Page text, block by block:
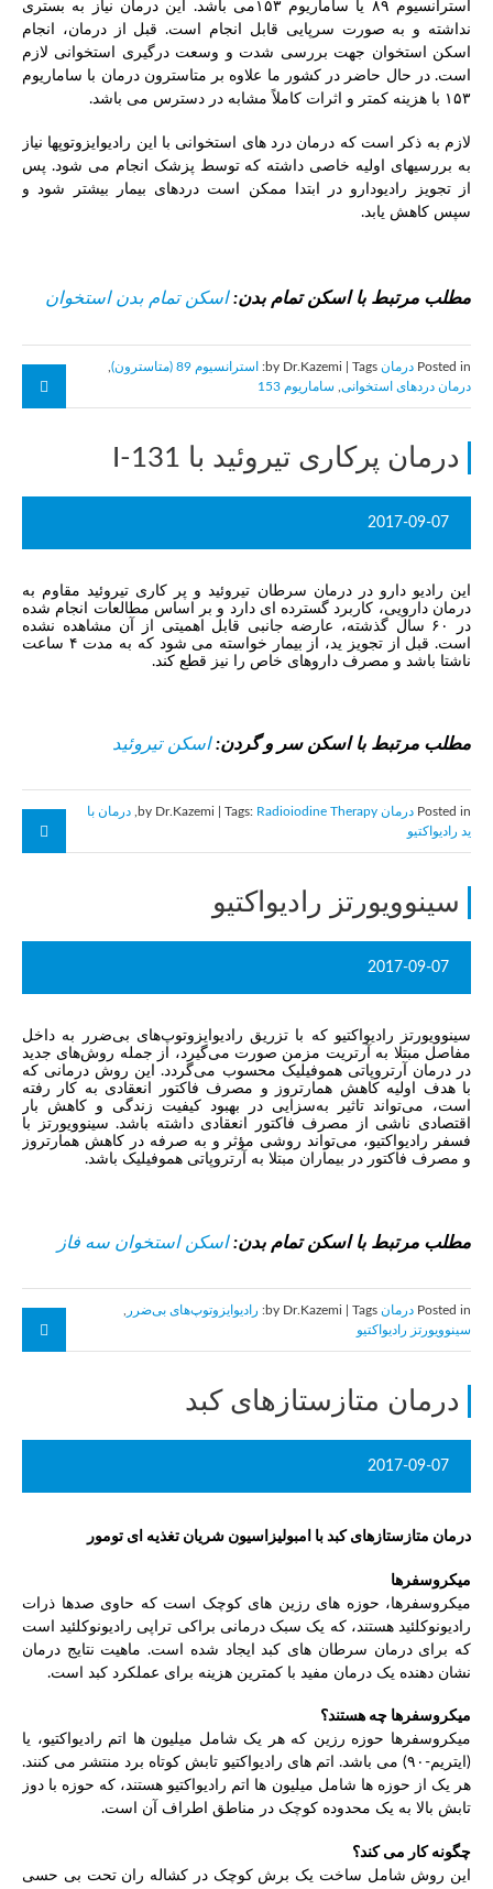
استرانسیوم ۸۹ یا ساماریوم ۱۵۳می باشد. این درمان نیاز به بستری
نداشته و به صورت سرپایی قابل انجام است. قبل از درمان، انجام
اسکن استخوان جهت بررسی شدت و وسعت درگیری استخوانی لازم
است. در حال حاضر در کشور ما علاوه بر متاسترون درمان با ساماریوم
۱۵۳ با هزینه کمتر و اثرات کاملاً مشابه در دسترس می باشد.
لازم به ذکر است که درمان درد های استخوانی با این رادیوایزوتوپها نیاز
به بررسیهای اولیه خاصی داشته که توسط پزشک انجام می شود. پس
از تجویز رادیودارو در ابتدا ممکن است دردهای بیمار بیشتر شود و
سپس کاهش یابد.
مطلب مرتبط با اسکن تمام بدن:اسکن تمام بدن استخوان
Posted in درمان استرانسیوم 89 (متاسترون)
درمان دردهای استخوانی ساماریوم 153
درمان پرکاری تیروئید با I-131
2017-09-07
این رادیو دارو در درمان سرطان تیروئید و پر کاری تیروئید مقاوم به
درمان دارویی، کاربرد گسترده ای دارد و بر اساس مطالعات انجام شده
در ۶۰ سال گذشته، عارضه جانبی قابل اهمیتی از آن مشاهده نشده
است. قبل از تجویز ید، از بیمار خواسته می شود که به مدت ۴ ساعت
ناشتا باشد و مصرف داروهای خاص را نیز قطع کند.
مطلب مرتبط با اسکن سر و گردن:اسکن تیروئید
Posted in درمان Radioiodine Therapy
درمان با
ید رادیواکتیو
سینوویورتز رادیواکتیو
2017-09-07
سینوویورتز رادیواکتیو که با تزریق رادیوایزوتوپ‌های بی‌ضرر به داخل
مفاصل مبتلا به آرتریت مزمن صورت می‌گیرد، از جمله روش‌های جدید
در درمان آرتروپاتی هموفیلیک محسوب می‌گردد. این روش درمانی که
با هدف اولیه کاهش همارتروز و مصرف فاکتور انعقادی به کار رفته
است، می‌تواند تاثیر به‌سزایی در بهبود کیفیت زندگی و کاهش بار
اقتصادی ناشی از مصرف فاکتور انعقادی داشته باشد. سینوویورتز با
فسفر رادیواکتیو، می‌تواند روشی مؤثر و به صرفه در کاهش همارتروز
و مصرف فاکتور در بیماران مبتلا به آرتروپاتی هموفیلیک باشد.
مطلب مرتبط با اسکن تمام بدن:اسکن استخوان سه فاز
Posted in درمان رادیوایزوتوپ‌های بی‌ضرر
سینوویورتز رادیواکتیو
درمان متازستازهای کبد
2017-09-07
درمان متازستازهای کبد با امبولیزاسیون شریان تغذیه ای تومور
میکروسفرها
میکروسفرها، حوزه های رزین های کوچک است که حاوی صدها ذرات
رادیونوکلئید هستند، که یک سبک درمانی براکی تراپی رادیونوکلئید است
که برای درمان سرطان های کبد ایجاد شده است. ماهیت نتایج درمان
نشان دهنده یک درمان مفید با کمترین هزینه برای عملکرد کبد است.
میکروسفرها چه هستند؟
میکروسفرها حوزه رزین که هر یک شامل میلیون ها اتم رادیواکتیو، یا
(ایتریم-۹۰) می باشد. اتم های رادیواکتیو تابش کوتاه برد منتشر می کنند.
هر یک از حوزه ها شامل میلیون ها اتم رادیواکتیو هستند، که حوزه با دوز
تابش بالا به یک محدوده کوچک در مناطق اطراف آن است.
چگونه کار می کند؟
این روش شامل ساخت یک برش کوچک در کشاله ران تحت بی حسی